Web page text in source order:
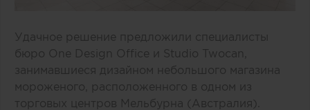
Удачное решение предложили специалисты
бюро One Design Office и Studio Twocan,
занимавшиеся дизайном небольшого магазина
мороженого, расположенного в одном из
торговых центров Мельбурна (Австралия).